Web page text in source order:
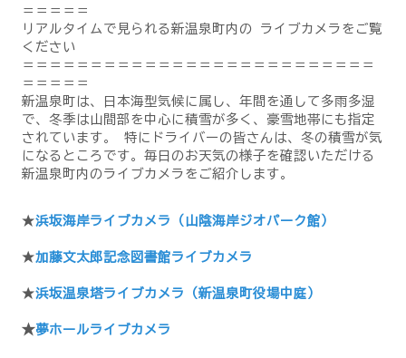
＝＝＝＝＝
リアルタイムで見られる新温泉町内の ライブカメラをご覧
ください
＝＝＝＝＝＝＝＝＝＝＝＝＝＝＝＝＝＝＝＝＝＝＝＝＝＝
＝＝＝＝＝
新温泉町は、日本海型気候に属し、年間を通して多雨多湿
で、冬季は山間部を中心に積雪が多く、豪雪地帯にも指定
されています。 特にドライバーの皆さんは、冬の積雪が気
になるところです。毎日のお天気の様子を確認いただける
新温泉町内のライブカメラをご紹介します。
★浜坂海岸ライブカメラ（山陰海岸ジオパーク館）
★加藤文太郎記念図書館ライブカメラ
★浜坂温泉塔ライブカメラ（新温泉町役場中庭）
★夢ホールライブカメラ